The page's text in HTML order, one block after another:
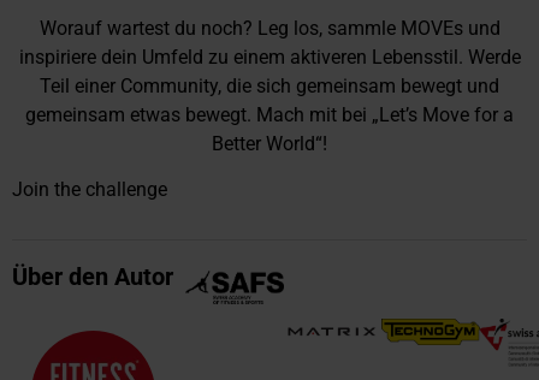
Worauf wartest du noch? Leg los, sammle MOVEs und
inspiriere dein Umfeld zu einem aktiveren Lebensstil. Werde
Teil einer Community, die sich gemeinsam bewegt und
gemeinsam etwas bewegt. Mach mit bei „Let’s Move for a
Better World“!
Join the challenge
Über den Autor